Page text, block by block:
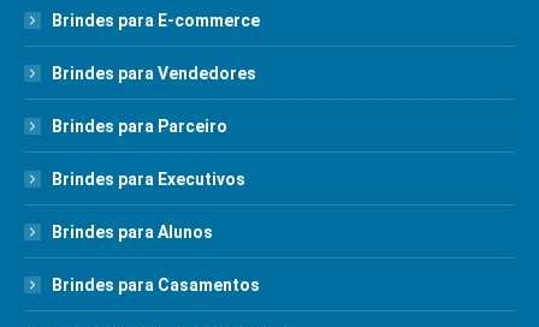
Brindes para E-commerce
Brindes para Vendedores
Brindes para Parceiro
Brindes para Executivos
Brindes para Alunos
Brindes para Casamentos